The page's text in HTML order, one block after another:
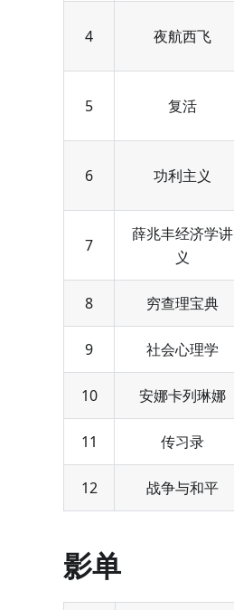
4 夜航西飞
5 复活
6 功利主义
7
薛兆丰经济学讲
义
8 穷查理宝典
9 社会心理学
10 安娜卡列琳娜
11 传习录
12 战争与和平
影单